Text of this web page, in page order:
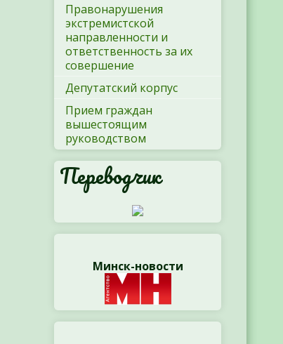
Правонарушения
экстремистской
направленности и
ответственность за их
совершение
Депутатский корпус
Прием граждан
вышестоящим
руководством
Переводчик
Минск-новости